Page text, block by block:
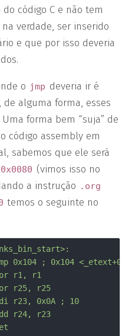
código C e não tem
verdade, ser inserido
e que por isso deveria
o jmp deveria ir é
de alguma forma, esses
forma bem “suja” de
código assembly em
sabemos que ele será
0x0080 (vimos isso no
a instrução .org
temos o seguinte no
0c 94 82 00 	jmp	0x104	; 0x104
11 24       	eor	r1, r1
99 27       	eor	r25, r25
7a e0       	ldi	r23, 0x0A	; 10
87 0f       	add	r24, r23
ret